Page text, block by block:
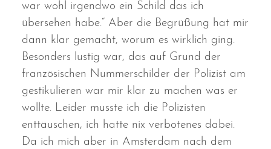
war wohl irgendwo ein Schild das ich
übersehen habe.“ Aber die Begrüßung hat mir
dann klar gemacht, worum es wirklich ging.
Besonders lustig war, das auf Grund der
französischen Nummerschilder der Polizist am
gestikulieren war mir klar zu machen was er
wollte. Leider musste ich die Polizisten
enttäuschen, ich hatte nix verbotenes dabei.
Da ich mich aber in Amsterdam nach dem